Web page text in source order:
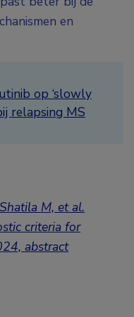
en
op ‘slowly
relapsing MS
M, et al.
criteria for
abstract